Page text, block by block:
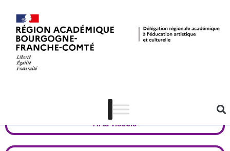
Arts visuels